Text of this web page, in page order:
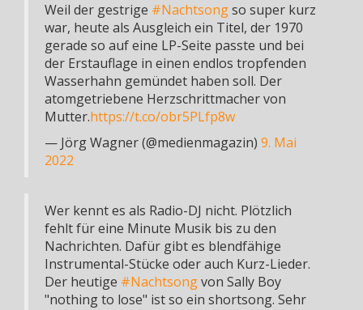
Weil der gestrige #Nachtsongso super kurz
war, heute als Ausgleich ein Titel, der 1970
gerade so auf eine LP-Seite passte und bei
der Erstauflage in einen endlos tropfenden
Wasserhahn gemündet haben soll. Der
atomgetriebene Herzschrittmacher von
Mutter.https://t.co/obr5PLfp8w
— Jörg Wagner (@medienmagazin) 9. Mai
2022
Wer kennt es als Radio-DJ nicht. Plötzlich
fehlt für eine Minute Musik bis zu den
Nachrichten. Dafür gibt es blendfähige
Instrumental-Stücke oder auch Kurz-Lieder.
Der heutige #Nachtsongvon Sally Boy
"nothing to lose" ist so ein shortsong. Sehr